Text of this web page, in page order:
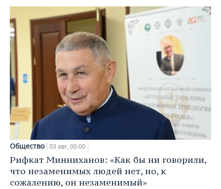
Общество 03 авг, 00:00
Рифкат Минниханов: «Как бы ни говорили,
что незаменимых людей нет, но, к
сожалению, он незаменимый»